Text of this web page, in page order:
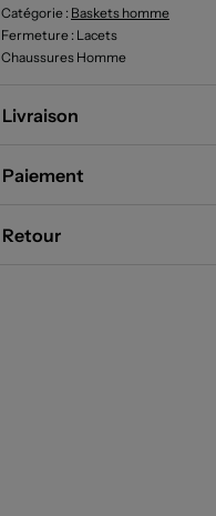
Catégorie : Baskets homme
Fermeture : Lacets
Chaussures Homme
Livraison
Paiement
Retour